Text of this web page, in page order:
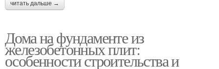
читать дальше →
Дома на фундаменте из
железобетонных плит:
особенности строительства и